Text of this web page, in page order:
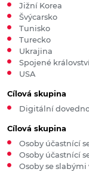
Jižní Korea
Švýcarsko
Tunisko
Turecko
Ukrajina
Spojené
USA
Cílová skupina
Digitální
Cílová skupina
Osoby účastnící
Osoby účastnící
Osoby se slabými